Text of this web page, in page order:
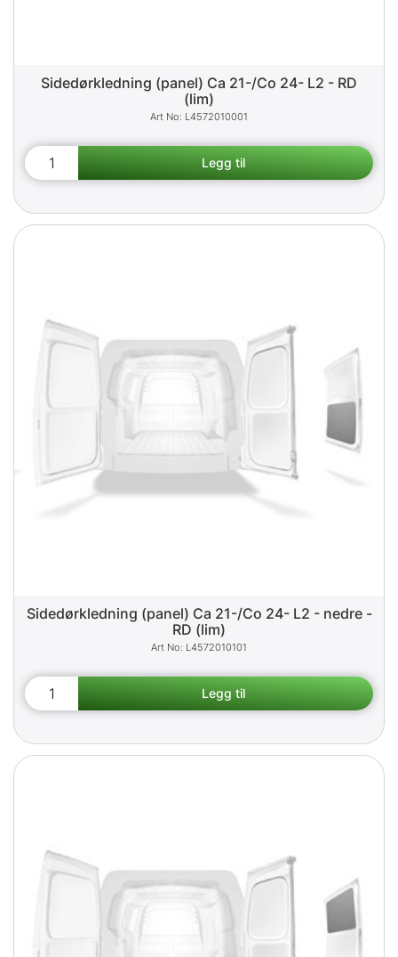
Sidedørkledning (panel) Ca 21-/Co 24- L2 - RD
(lim)
L4572010001
Sidedørkledning (panel) Ca 21-/Co 24- L2 - nedre -
RD (lim)
L4572010101